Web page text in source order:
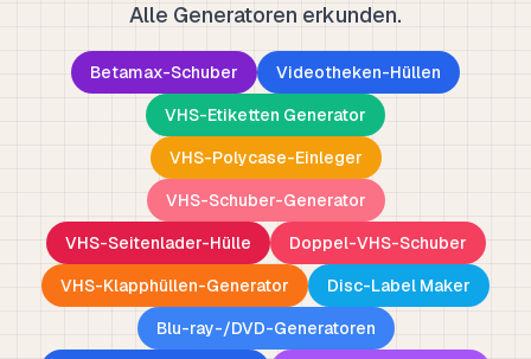
Alle Generatoren erkunden.
Betamax-Schuber
Videotheken-Hüllen
VHS-Etiketten Generator
VHS-Polycase-Einleger
VHS-Schuber-Generator
VHS-Seitenlader-Hülle
Doppel-VHS-Schuber
VHS-Klapphüllen-Generator
Disc-Label Maker
Blu-ray-/DVD-Generatoren